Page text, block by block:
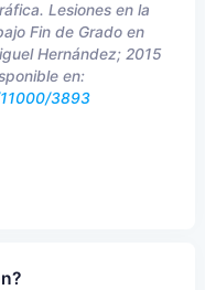
Lesiones en la
Fin de Grado en
Hernández; 2015
en:
3893